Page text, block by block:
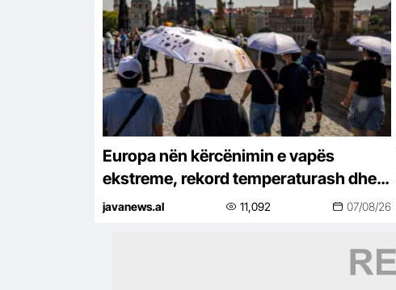
Europa nën kërcënimin e vapës
ekstreme, rekord temperaturash dhe
alarm për energjinë
javanews.al 11,092 07/08/26